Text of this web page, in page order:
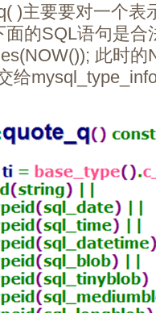
)主要要对一个表
的SQL语句是合
此时的
给